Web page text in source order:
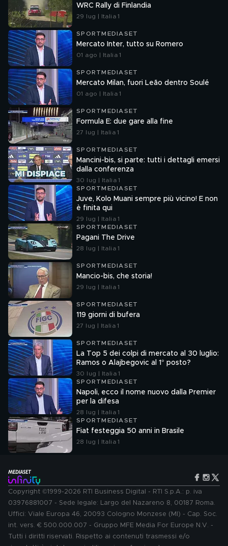
WRC Rally di Finlandia
29 lug | Italia 1
SPORTMEDIASET
Mercato Inter, tutto su Romero
01 ago | Italia 1
SPORTMEDIASET
Mercato Milan, fuori Leão dentro Soulé
01 ago | Italia 1
SPORTMEDIASET
Formula E: due gare alla fine
27 lug | Italia 1
SPORTMEDIASET
Mancini-bis, si parte: tutti i dettagli emersi
dalla conferenza
30 lug | Italia 1
SPORTMEDIASET
Juve, Kolo Muani sempre più vicino! E non
è finita qui
29 lug | Italia 1
SPORTMEDIASET
Pagani The Drive
28 lug | Italia 1
SPORTMEDIASET
Mancio-bis, che storia!
29 lug | Italia 1
SPORTMEDIASET
119 giorni di bufera
27 lug | Italia 1
SPORTMEDIASET
La Top 5 dei colpi di mercato al 30 luglio:
Ramos o Alajbegovic al 1° posto?
30 lug | Italia 1
SPORTMEDIASET
Napoli, ecco il nome nuovo dalla Premier
per la difesa
28 lug | Italia 1
SPORTMEDIASET
Fiat festeggia 50 anni in Brasile
28 lug | Italia 1
Copyright ©1999-2026 RTI Business Digital - RTI S.p.A.: p. iva
03976881007 - Sede legale: Largo del Nazareno 8, 00187 Roma.
Uffici: Viale Europa 46, 20093 Cologno Monzese (MI) - Cap. Soc.
int. vers. € 500.000.007 - Gruppo MFE Media For Europe N.V. -
Tutti i diritti riservati. Rispetto ai contenuti trasmessi e/o